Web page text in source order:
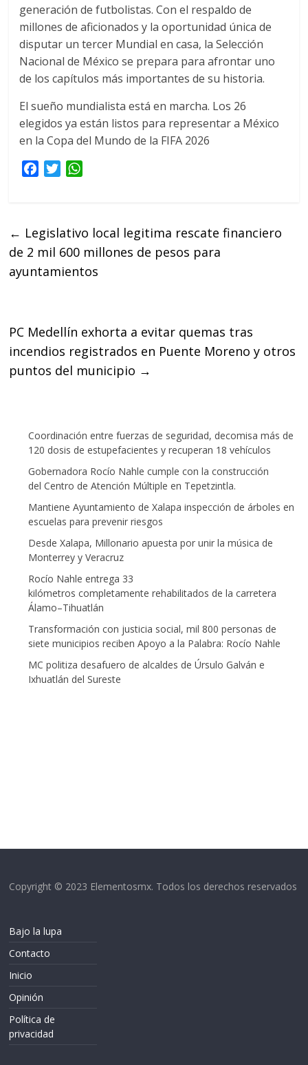
generación de futbolistas. Con el respaldo de
millones de aficionados y la oportunidad única de
disputar un tercer Mundial en casa, la Selección
Nacional de México se prepara para afrontar uno
de los capítulos más importantes de su historia.
El sueño mundialista está en marcha. Los 26
elegidos ya están listos para representar a México
en la Copa del Mundo de la FIFA 2026
b
o
o
T
t
e
r
s
A
p
← Legislativo local legitima rescate financiero
de 2 mil 600 millones de pesos para
ayuntamientos
PC Medellín exhorta a evitar quemas tras
incendios registrados en Puente Moreno y otros
puntos del municipio →
Coordinación entre fuerzas de seguridad, decomisa más de
120 dosis de estupefacientes y recuperan 18 vehículos
Gobernadora Rocío Nahle cumple con la construcción
del Centro de Atención Múltiple en Tepetzintla.
Mantiene Ayuntamiento de Xalapa inspección de árboles en
escuelas para prevenir riesgos
Desde Xalapa, Millonario apuesta por unir la música de
Monterrey y Veracruz
Rocío Nahle entrega 33
kilómetros completamente rehabilitados de la carretera
Álamo–Tihuatlán
Transformación con justicia social, mil 800 personas de
siete municipios reciben Apoyo a la Palabra: Rocío Nahle
MC politiza desafuero de alcaldes de Úrsulo Galván e
Ixhuatlán del Sureste
Copyright © 2023 Elementosmx. Todos los derechos reservados
Bajo la lupa
Contacto
Inicio
Opinión
Política de
privacidad